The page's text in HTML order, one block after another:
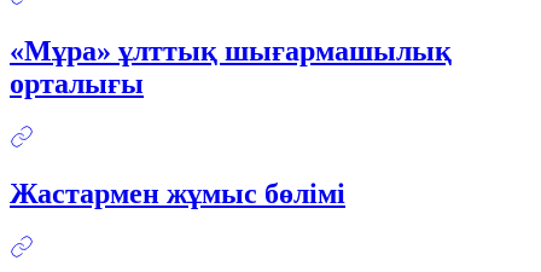
«Мұра» ұлттық шығармашылық
орталығы
Жастармен жұмыс бөлімі